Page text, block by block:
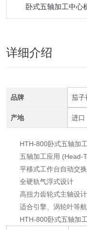
卧式五轴加工中心
详细介绍
品牌 茄子
产地 进口
HTH-800卧式五轴加工中
五轴加工应用 (Head-
平移式工作台自动交换
全硬轨气浮式设计
高扭力齿轮式主轴设计
适合引擎、涡轮叶等
HTH-800卧式五轴加工中